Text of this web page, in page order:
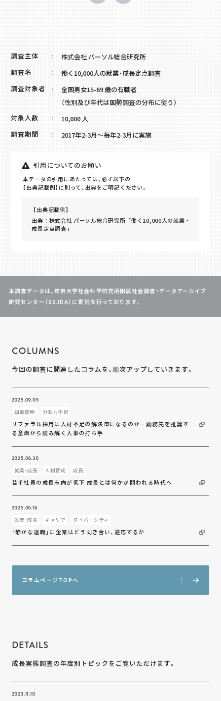
調査主体
株式会社 パーソル総合研究所
調査名
働く10,000人の就業・成長定点調査
調査対象者
全国男女15-69 歳の有職者
（性別及び年代は国勢調査の分布に従う）
対象人数
10,000 人
調査期間
2017年2-3月～毎年2-3月に実施
引用についてのお願い
本データの引用にあたっては、必ず以下の
【出典記載例】に則って、出典をご明記ください。
【出典記載例】
出典：株式会社 パーソル総合研究所「働く10,000人の就業・
成長定点調査」
本調査データは、東京大学社会科学研究所附属社会調査・データアーカイブ
研究センター（SSJDA）に寄託を行っております。
COLUMNS
今回の調査に関連したコラムを、順次アップしていきます。
2025.09.05
組織開発
労働力不足
リファラル採用は人材不足の解決策になるのか―勤務先を推奨す
る意識から読み解く人事の打ち手
2025.06.30
就業・成長
人材育成 成長
若手社員の成長志向が低下 成長とは何かが問われる時代へ
2025.06.16
就業・成長
キャリア ダイバーシティ
「静かな退職」に企業はどう向き合い、適応するか
コラ ムページTOPへ
DETAILS
成長実態調査の年度別トピックをご覧いただけます。
2023.11.10